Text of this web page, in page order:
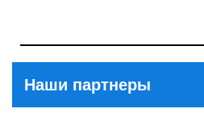
Наши партнеры